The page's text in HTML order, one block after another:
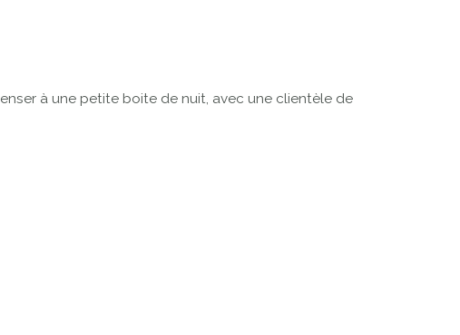
à une petite boite de nuit, avec une clientèle de